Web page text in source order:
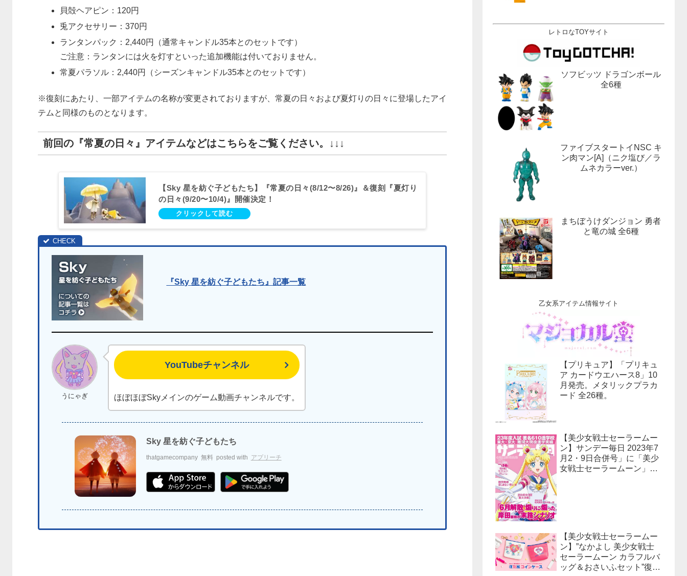
貝殻ヘアピン：120円
兎アクセサリー：370円
ランタンパック：2,440円（通常キャンドル35本とのセットです）
ご注意：ランタンには火を灯すといった追加機能は付いておりません。
常夏パラソル：2,440円（シーズンキャンドル35本とのセットです）
※復刻にあたり、一部アイテムの名称が変更されておりますが、常夏の日々および夏灯りの日々に登場したアイ
テムと同様のものとなります。
前回の『常夏の日々』アイテムなどはこちらをご覧ください。↓↓↓
【Sky 星を紡ぐ子どもたち】『常夏の日々(8/12〜8/26)』＆復刻『夏灯り
の日々(9/20〜10/4)』開催決定！
『Sky 星を紡ぐ子どもたち』記事一覧
うにゃぎ
YouTubeチャンネル
ほぼほぼSkyメインのゲーム動画チャンネルです。
Sky 星を紡ぐ子どもたち
thatgamecompany 無料 posted with アプリーチ
る。1月27日,28日@ロサン
ゼルス。
レトロなTOYサイト
ソフビッツ ドラゴンボール
全6種
ファイブスタートイNSC キ
ン肉マン[A]（ニク塩び／ラ
ムネカラーver.）
まちぼうけダンジョン 勇者
と竜の城 全6種
乙女系アイテム情報サイト
【プリキュア】「プリキュ
ア カードウエハース8」10
月発売。メタリックプラカ
ード 全26種。
【美少女戦士セーラームー
ン】サンデー毎日 2023年7
月2・9日合併号」に「美少
女戦士セーラームーン」30
【美少女戦士セーラームー
ン】”なかよし 美少女戦士
セーラームーン カラフルバ
ッグ＆おさいふセット”復刻